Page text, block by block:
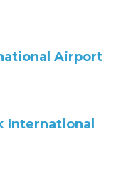
Airport
International